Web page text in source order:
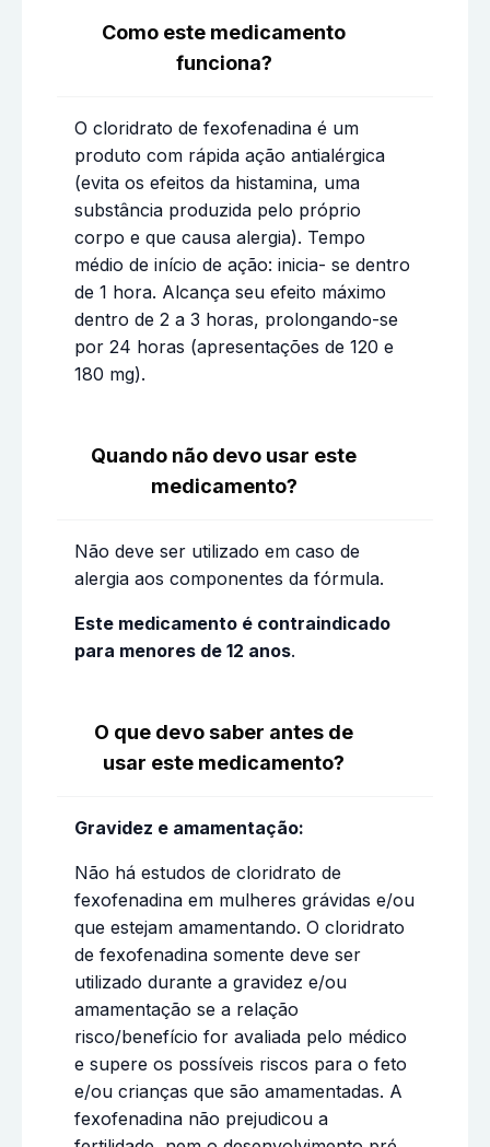
Como este medicamento
funciona?
O cloridrato de fexofenadina é um
produto com rápida ação antialérgica
(evita os efeitos da histamina, uma
substância produzida pelo próprio
corpo e que causa alergia). Tempo
médio de início de ação: inicia- se dentro
de 1 hora. Alcança seu efeito máximo
dentro de 2 a 3 horas, prolongando-se
por 24 horas (apresentações de 120 e
180 mg).
Quando não devo usar este
medicamento?
Não deve ser utilizado em caso de
alergia aos componentes da fórmula.
Este medicamento é contraindicado
para menores de 12 anos.
O que devo saber antes de
usar este medicamento?
Gravidez e amamentação:
Não há estudos de cloridrato de
fexofenadina em mulheres grávidas e/ou
que estejam amamentando. O cloridrato
de fexofenadina somente deve ser
utilizado durante a gravidez e/ou
amamentação se a relação
risco/benefício for avaliada pelo médico
e supere os possíveis riscos para o feto
e/ou crianças que são amamentadas. A
fexofenadina não prejudicou a